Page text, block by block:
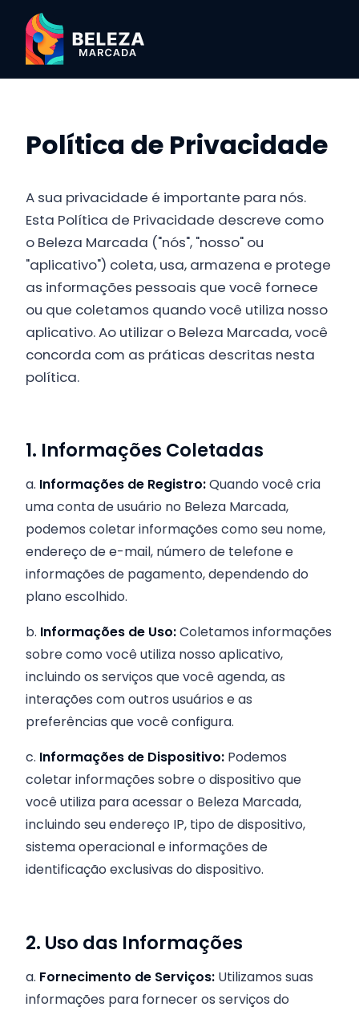
Política de Privacidade
A sua privacidade é importante para nós.
Esta Política de Privacidade descreve como
o Beleza Marcada ("nós", "nosso" ou
"aplicativo") coleta, usa, armazena e protege
as informações pessoais que você fornece
ou que coletamos quando você utiliza nosso
aplicativo. Ao utilizar o Beleza Marcada, você
concorda com as práticas descritas nesta
política.
1. Informações Coletadas
a. Informações de Registro:Quando você cria
uma conta de usuário no Beleza Marcada,
podemos coletar informações como seu nome,
endereço de e-mail, número de telefone e
informações de pagamento, dependendo do
plano escolhido.
b. Informações de Uso:Coletamos informações
sobre como você utiliza nosso aplicativo,
incluindo os serviços que você agenda, as
interações com outros usuários e as
preferências que você configura.
c. Informações de Dispositivo: Podemos
coletar informações sobre o dispositivo que
você utiliza para acessar o Beleza Marcada,
incluindo seu endereço IP, tipo de dispositivo,
sistema operacional e informações de
identificação exclusivas do dispositivo.
2. Uso das Informações
a. Fornecimento de Serviços: Utilizamos suas
informações para fornecer os serviços do